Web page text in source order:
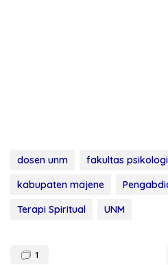
dosen unm fakultas
kabupaten majene
Terapi Spiritual
UNM
1